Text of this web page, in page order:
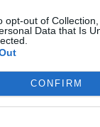
opt-out of
Data that Is
CONFIRM
A
TÖBB
szűkebb
volt,